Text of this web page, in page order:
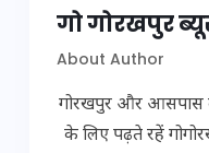
गो गोरखपुर
About Author
गोरखपुर और आसपास
के लिए पढ़ते रहें